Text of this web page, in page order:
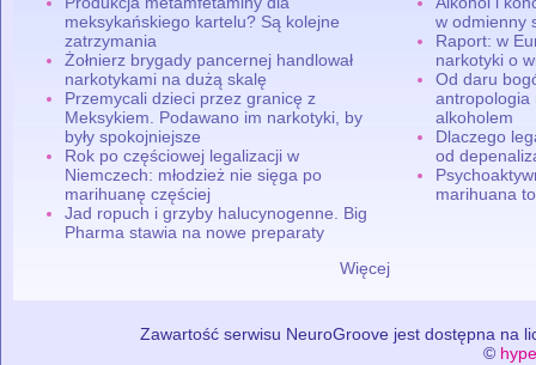
meksykańskiego kartelu? Są kolejne
zatrzymania
Żołnierz brygady pancernej handlował
narkotykami na dużą skalę
Przemycali dzieci przez granicę z
Meksykiem. Podawano im narkotyki, by
były spokojniejsze
Rok po częściowej legalizacji w
Niemczech: młodzież nie sięga po
marihuanę częściej
Jad ropuch i grzyby halucynogenne. Big
Pharma stawia na nowe preparaty
Więcej
w odmienny
Raport: w
narkotyki o
Od daru
antropologia
alkoholem
Dlaczego
od
marihuana
Zawartość serwisu NeuroGroove jest dostępna na
©